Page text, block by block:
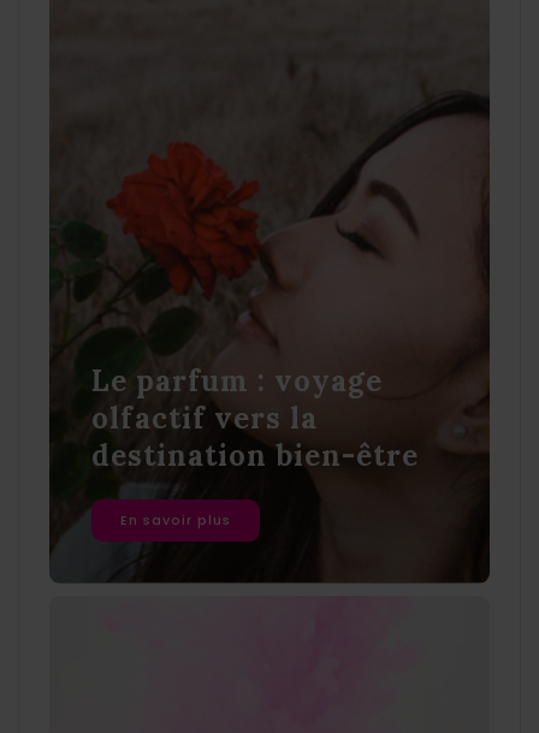
Le parfum : voyage
olfactif vers la
destination bien-être
En savoir plus